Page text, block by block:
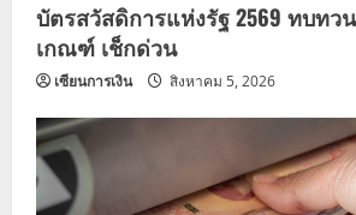
บัตรสวัสดิการแห่งรัฐ 2569 ทบทว
เกณฑ์ เช็กด่วน
เซียนการเงิน สิงหาคม 5, 2026